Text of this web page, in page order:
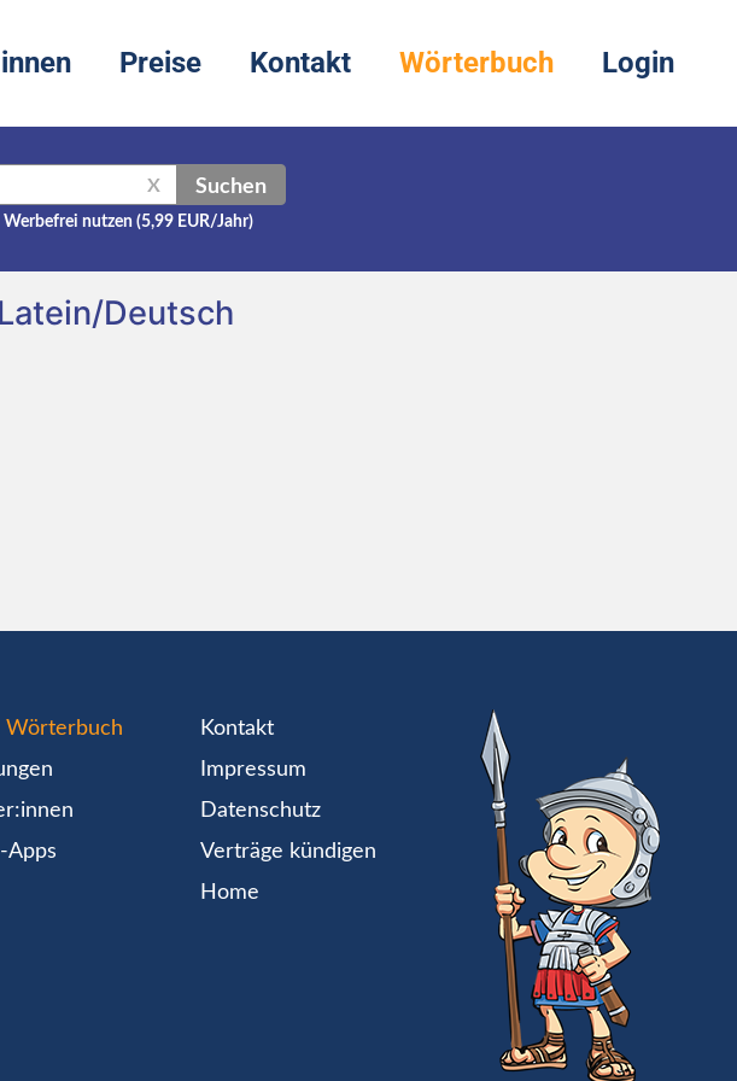
Preise Kontakt Wörterbuch Login
X Suchen
Werbefrei nutzen (5,99 EUR/Jahr)
Deutsch
Wörterbuch
Apps
Kontakt
Impressum
Datenschutz
Verträge kündigen
Home